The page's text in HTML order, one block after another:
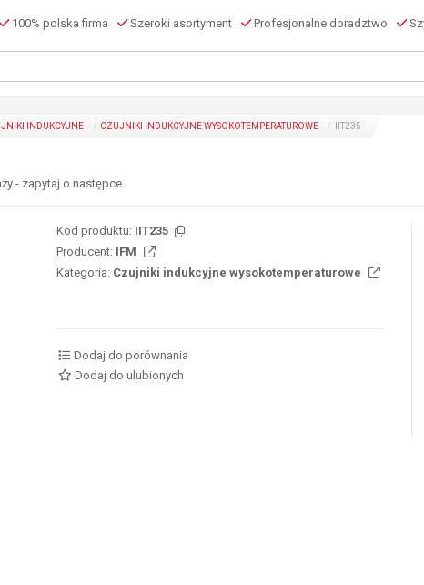
100% polska firma Szeroki asortyment Profesjonalne doradztwo
INDUKCYJNE CZUJNIKI INDUKCYJNE WYSOKOTEMPERATUROWE IIT235
- zapytaj o następce
Kod produktu: IIT235
Producent: IFM
Kategoria: Czujniki indukcyjne wysokotemperaturowe
Dodaj do porównania
Dodaj do ulubionych